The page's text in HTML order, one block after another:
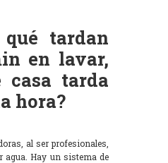
tardan
en lavar,
tarda
hora?
al ser profesionales,
agua. Hay un sistema de